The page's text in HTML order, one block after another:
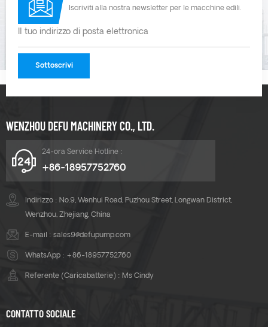
Iscriviti alla nostra newsletter per le macchine edili.
WENZHOU DEFU MACHINERY CO., LTD.
24-ora Service Hotline :
+86-18957752760
Indirizzo : No.9, Wenhui Road, Puzhou Street, Longwan District,
Wenzhou, Zhejiang, China
E-mail : sales9@defupump.com
WhatsApp : +86-18957752760
Referente (Caricabatterie) : Ms Cindy
CONTATTO SOCIALE